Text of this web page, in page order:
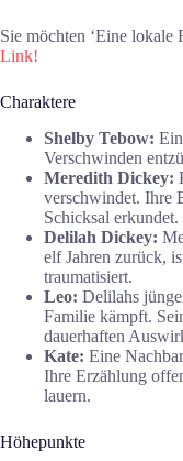
Sie möchten ‘Eine lokale
Link!
Charaktere
Shelby Tebow:
Verschwinden
Meredith Dickey:
verschwindet. Ihre
Schicksal erkundet.
Delilah Dickey:
elf Jahren zurück,
traumatisiert.
Leo: Delilahs
Familie kämpft.
dauerhaften
Kate: Eine
Ihre Erzählung
lauern.
Höhepunkte